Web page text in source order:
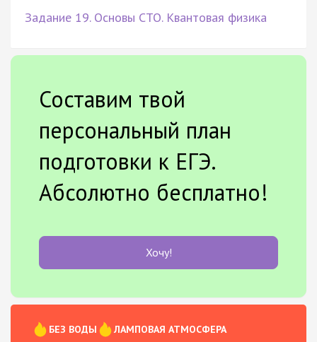
Задание 19. Основы СТО. Квантовая физика
Составим твой
персональный план
подготовки к ЕГЭ.
Абсолютно бесплатно!
Хочу!
БЕЗ ВОДЫ
ЛАМПОВАЯ АТМОСФЕРА